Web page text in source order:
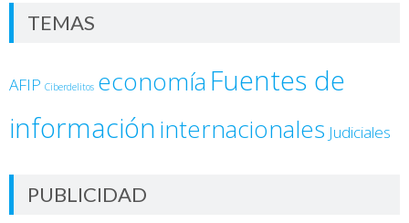
TEMAS
AFIP Ciberdelitos economía Fuentes de
informacióninternacionales Judiciales
PUBLICIDAD